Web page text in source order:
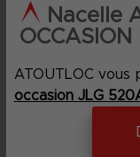
Nacelle
OCCASION
ATOUTLOC vous
occasion JLG